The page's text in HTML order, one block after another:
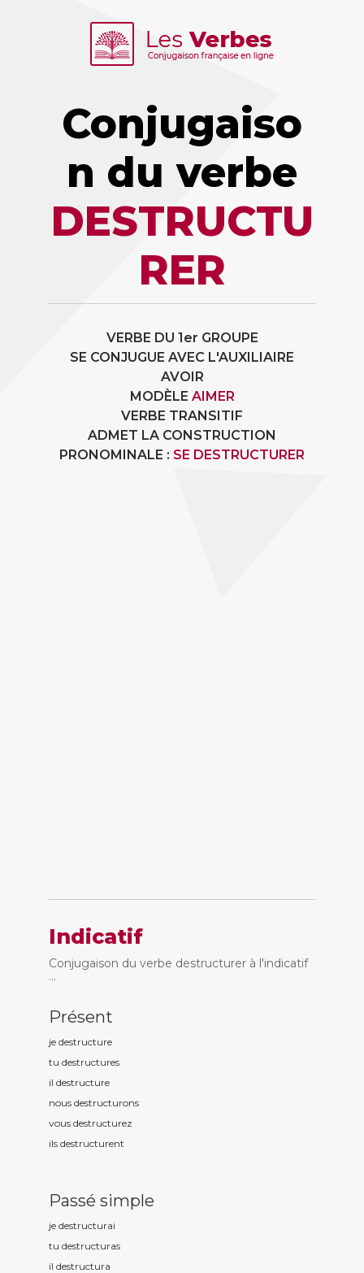
Conjugaiso
n du verbe
DESTRUCTU
RER
VERBE DU 1er GROUPE
SE CONJUGUE AVEC L'AUXILIAIRE
AVOIR
MODÈLE AIMER
VERBE TRANSITIF
ADMET LA CONSTRUCTION
PRONOMINALE : SE DESTRUCTURER
Indicatif
Conjugaison du verbe destructurer à l'indicatif
...
Présent
je destructure
tu destructures
il destructure
nous destructurons
vous destructurez
ils destructurent
Passé simple
je destructurai
tu destructuras
il destructura